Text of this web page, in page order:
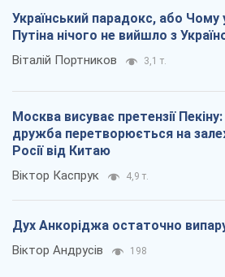
Український парадокс, або Чому
Путіна нічого не вийшло з
Віталій Портников 3,1 т.
Москва висуває претензії Пекіну:
дружба перетворюється на
Росії від Китаю
Віктор Каспрук 4,9 т.
Дух Анкоріджа остаточно
Віктор Андрусів 198